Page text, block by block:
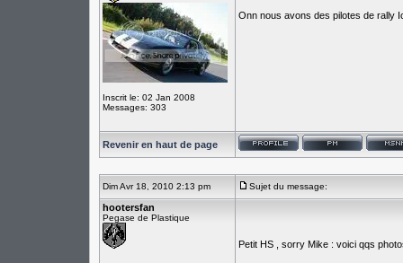
Inscrit le: 02 Jan 2008
Messages: 303
Onn nous avons des pilotes de rally
Revenir en haut de page
Dim Avr 18, 2010 2:13 pm Sujet du message:
hootersfan
Pegase de Plastique
Petit HS , sorry Mike : voici qqs